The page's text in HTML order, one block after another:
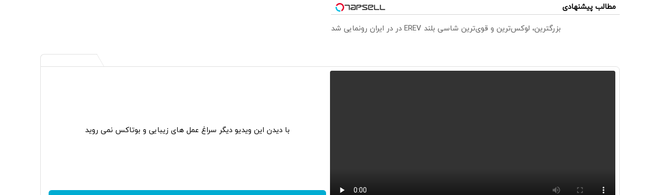
مطالب پیشنهادی
بزرگترین، لوکس‌ترین و قوی‌ترین شاسی بلند EREV در در ایران رونمایی شد
با دیدن این ویدیو دیگر سراغ عمل های زیبایی و بوتاکس نمی روید